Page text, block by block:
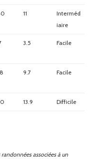
11
Interméd
iaire
3.5 Facile
9.7 Facile
13.9 Difficile
associées à un